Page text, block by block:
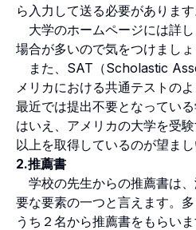
ら入力して送る必要があります
大学のホームページには詳
場合が多いので気をつけましょ
また、SAT（Scholastic
メリカにおける共通テストの
最近では提出不要となってい
はいえ、アメリカの大学を受
以上を取得しているのが望まし
2.推薦書
学校の先生からの推薦書は
要な要素の一つと言えます。
うち２名から推薦書をもらいま